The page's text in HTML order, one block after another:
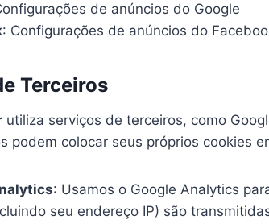
de anúncios do Google
: Configurações de anúncios do
Terceiros
utiliza serviços de terceiros, como
podem colocar seus próprios cookies
: Usamos o Google Analytics
seu endereço IP) são